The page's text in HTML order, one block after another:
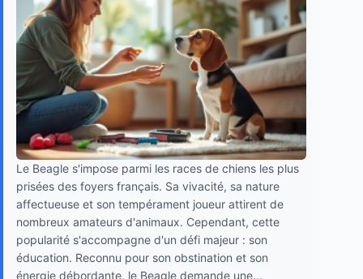
Le Beagle s'impose parmi les races de chiens les plus
prisées des foyers français. Sa vivacité, sa nature
affectueuse et son tempérament joueur attirent de
nombreux amateurs d'animaux. Cependant, cette
popularité s'accompagne d'un défi majeur : son
éducation. Reconnu pour son obstination et son
énergie débordante, le Beagle demande une...